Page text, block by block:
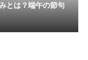
とは？端午の節句